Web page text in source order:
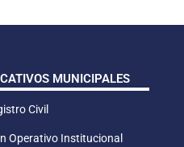
MUNICIPALES
Civil
Operativo Institucional